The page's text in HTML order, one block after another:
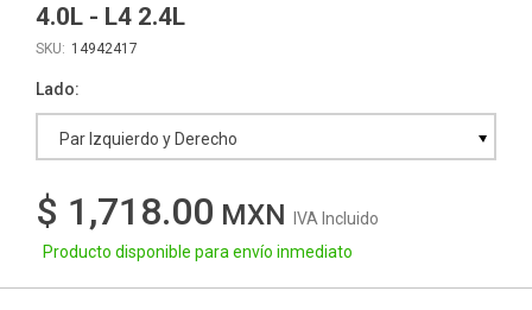
4.0L - L4 2.4L
14942417
Lado
Par Izquierdo y Derecho
$ 1,718.00
IVA Incluido
Producto disponible para envío inmediato